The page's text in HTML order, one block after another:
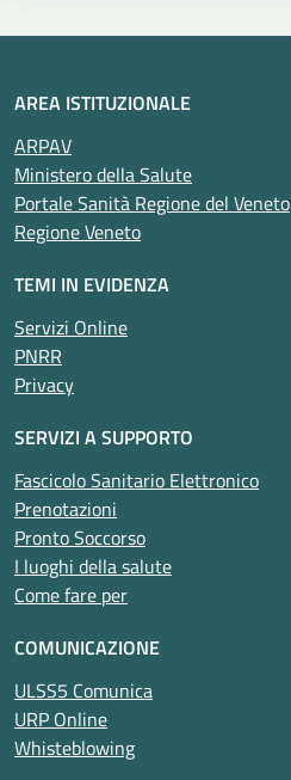
AREA ISTITUZIONALE
ARPAV
Ministero della Salute
Portale Sanità Regione del Veneto
Regione Veneto
TEMI IN EVIDENZA
Servizi Online
PNRR
Privacy
SERVIZI A SUPPORTO
Fascicolo Sanitario Elettronico
Prenotazioni
Pronto Soccorso
I luoghi della salute
Come fare per
COMUNICAZIONE
ULSS5 Comunica
URP Online
Whisteblowing